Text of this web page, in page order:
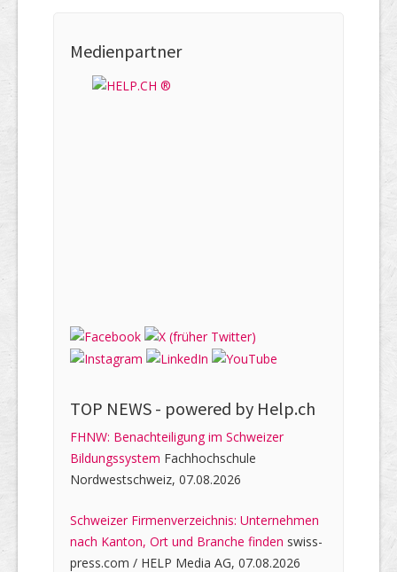
Medienpartner
TOP NEWS - powered by Help.ch
FHNW: Benachteiligung im Schweizer
Bildungssystem Fachhochschule
Nordwestschweiz, 07.08.2026
Schweizer Firmenverzeichnis: Unternehmen
nach Kanton, Ort und Branche finden swiss-
press.com / HELP Media AG, 07.08.2026